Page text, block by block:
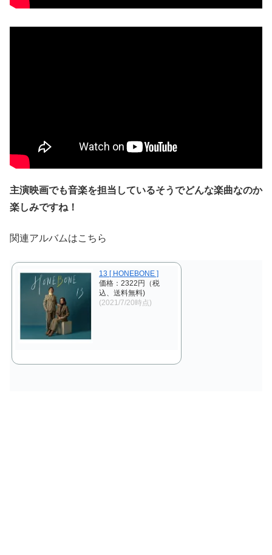
主演映画でも音楽を担当しているそうでどんな楽曲なのか
楽しみですね！
関連アルバムはこちら
13 [ HONEBONE ]
価格：2322円（税
込、送料無料)
(2021/7/20時点)